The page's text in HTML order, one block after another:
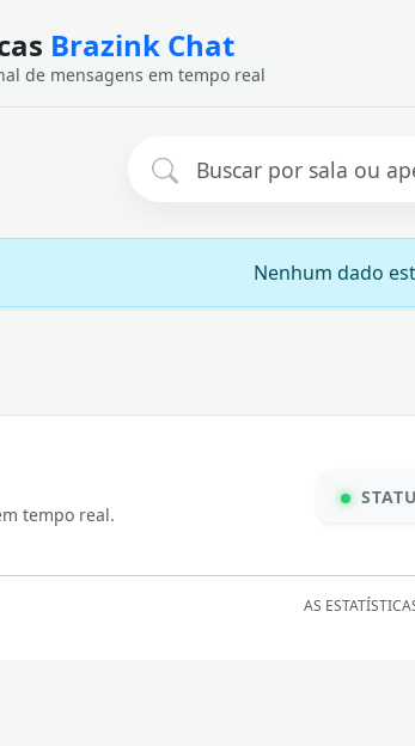
Brazink Chat
de mensagens em tempo real
Nenhum dado
tempo real.
AS